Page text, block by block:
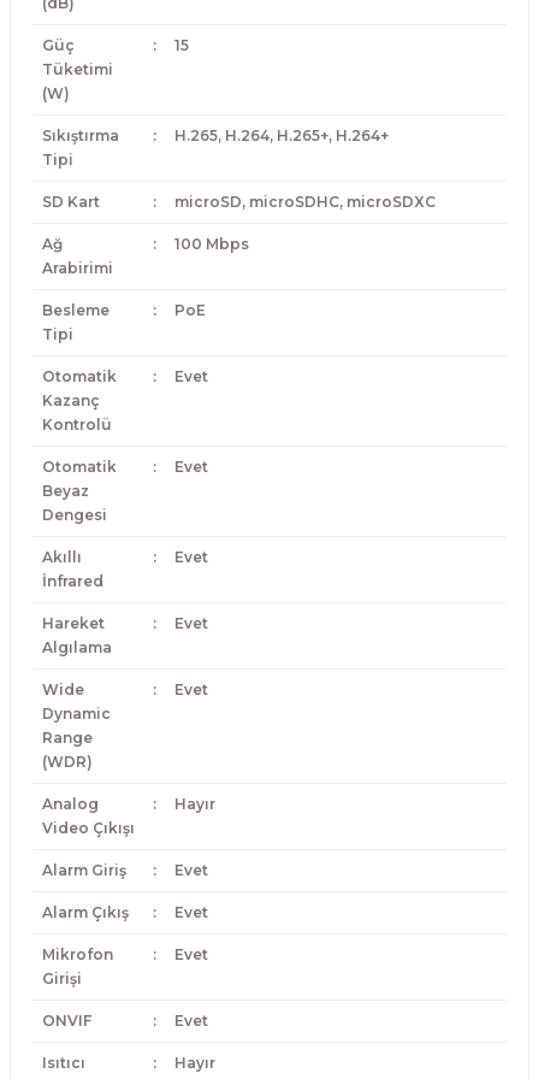
Güç
Tüketimi
(W)
: 15
Sıkıştırma
Tipi
: H.265, H.264, H.265+, H.264+
SD Kart : microSD, microSDHC, microSDXC
Ağ
Arabirimi
: 100 Mbps
Besleme
Tipi
: PoE
Otomatik
Kazanç
Kontrolü
: Evet
Otomatik
Beyaz
Dengesi
: Evet
Akıllı
İnfrared
: Evet
Hareket
Algılama
: Evet
Wide
Dynamic
Range
(WDR)
: Evet
Analog
Video Çıkışı
: Hayır
Alarm Giriş : Evet
Alarm Çıkış : Evet
Mikrofon
Girişi
: Evet
ONVIF : Evet
Isıtıcı : Hayır